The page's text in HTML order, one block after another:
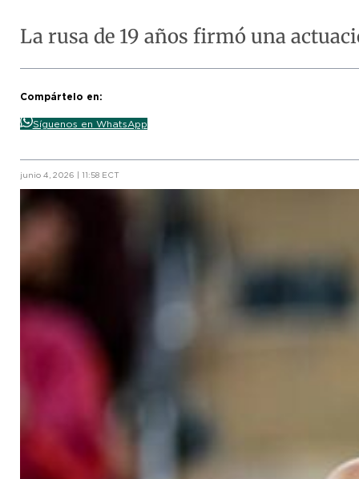
La rusa de 19 años firmó una
Compártelo en:
Síguenos en WhatsApp
junio 4, 2026 | 11:58 ECT